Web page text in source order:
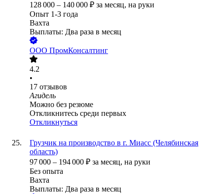
128 000 – 140 000 ₽ за месяц, на руки
Опыт 1-3 года
Вахта
Выплаты: Два раза в месяц
ООО ПромКонсалтинг
4.2
•
17 отзывов
Агидель
Можно без резюме
Откликнитесь среди первых
Откликнуться
Грузчик на производство в г. Миасс (Челябинская
область)
97 000 – 194 000 ₽ за месяц, на руки
Без опыта
Вахта
Выплаты: Два раза в месяц